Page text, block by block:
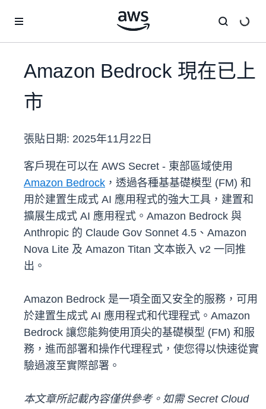
Amazon Bedrock 現在已上
市
張貼日期: 2025年11月22日
客戶現在可以在 AWS Secret - 東部區域使用
Amazon Bedrock ，透過各種基基礎模型 (FM) 和
用於建置生成式 AI 應用程式的強大工具，建置和
擴展生成式 AI 應用程式。Amazon Bedrock 與
Anthropic 的 Claude Gov Sonnet 4.5、Amazon
Nova Lite 及 Amazon Titan 文本嵌入 v2 一同推
出。
Amazon Bedrock 是一項全面又安全的服務，可用
於建置生成式 AI 應用程式和代理程式。Amazon
Bedrock 讓您能夠使用頂尖的基礎模型 (FM) 和服
務，進而部署和操作代理程式，使您得以快速從實
驗過渡至實際部署。
本文章所記載內容僅供參考。如需 Secret Cloud